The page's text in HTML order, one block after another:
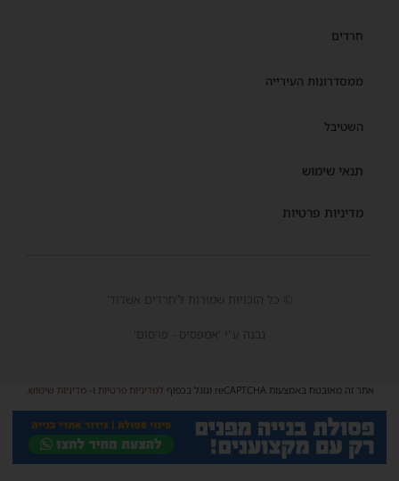
חרדים
ממסדרונות העירייה
השטיבל
תנאי שימוש
מדיניות פרטיות
© כל הזכויות שמורות ל'חרדים אשדוד'
נבנה ע"י 'אמפסיס - פרסום'
אתר זה מאובטח באמצעות reCAPTCHA וגוגל בכפוף למדיניות פרטיותו-מדיניות שימוש.